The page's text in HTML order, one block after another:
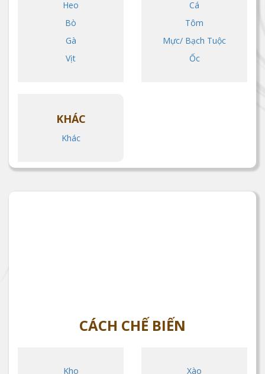
Heo
Bò
Gà
Vịt
Cá
Tôm
Mực/ Bạch Tuộc
Ốc
KHÁC
Khác
CÁCH CHẾ BIẾN
Kho
Xào